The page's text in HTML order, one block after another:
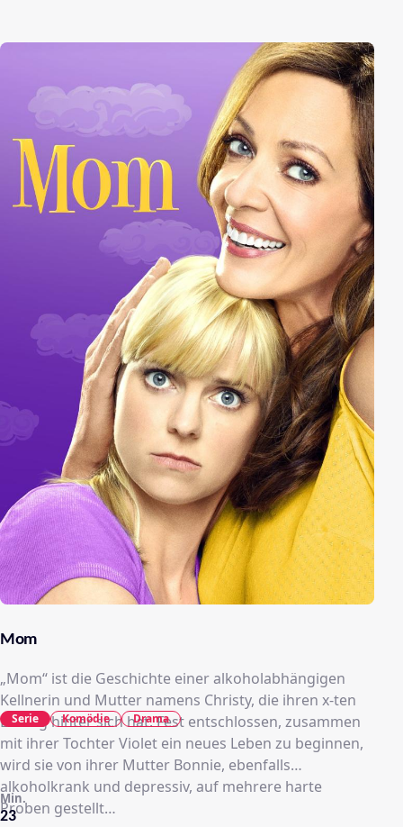
Mom
„Mom“ ist die Geschichte einer alkoholabhängigen
Kellnerin und Mutter namens Christy, die ihren x-ten
Entzug hinter sich hat. Fest entschlossen, zusammen
mit ihrer Tochter Violet ein neues Leben zu beginnen,
wird sie von ihrer Mutter Bonnie, ebenfalls
alkoholkrank und depressiv, auf mehrere harte
Proben gestellt…
23
Min.
Serie Komödie Drama